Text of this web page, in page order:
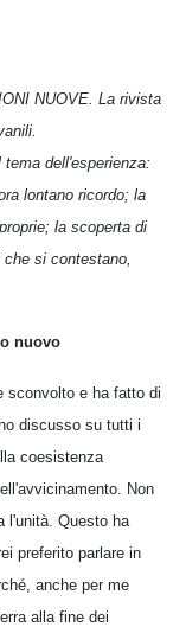
NUOVE. La rivista
dell'esperienza:
lontano ricordo; la
la scoperta di
si contestano,
nuovo
sconvolto e ha fatto di
discusso su tutti i
coesistenza
Non
l'unità. Questo ha
preferito parlare in
anche per me
alla fine dei